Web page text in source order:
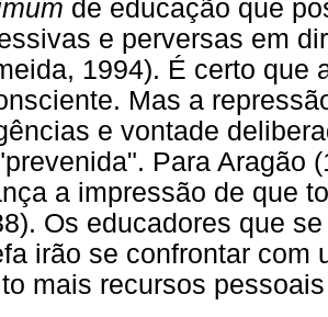
de educação que
e perversas em
1994). É certo que
Mas a
e vontade
Para Aragão
a impressão de que
Os educadores que
irão se confrontar com
mais recursos